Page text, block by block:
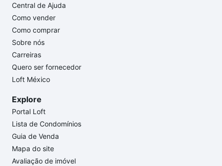
Central de Ajuda
Como vender
Como comprar
Sobre nós
Carreiras
Quero ser fornecedor
Loft México
Explore
Portal Loft
Lista de Condomínios
Guia de Venda
Mapa do site
Avaliação de imóvel